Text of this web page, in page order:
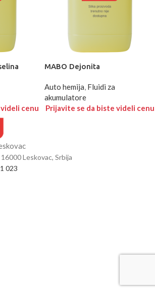
cenu
MABO Dejonita
Auto hemija, Fluidi za
akumulatore
Prijavite se da biste videli cenu
Leskovac, Srbija
023